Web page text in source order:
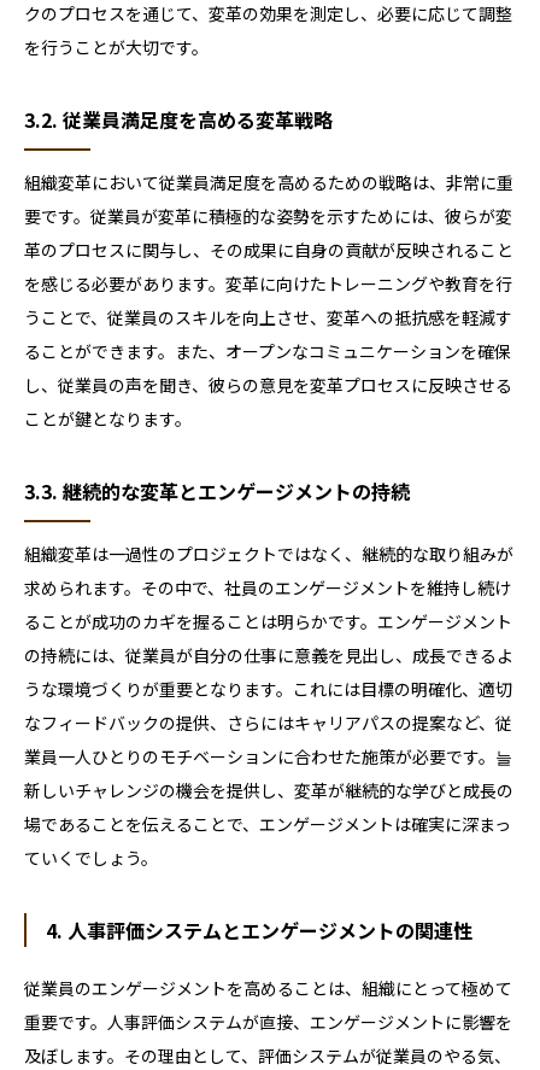
クのプロセスを通じて、変革の効果を測定し、必要に応じて調整
を行うことが大切です。
3.2. 従業員満足度を高める変革戦略
組織変革において従業員満足度を高めるための戦略は、非常に重
要です。従業員が変革に積極的な姿勢を示すためには、彼らが変
革のプロセスに関与し、その成果に自身の貢献が反映されること
を感じる必要があります。変革に向けたトレーニングや教育を行
うことで、従業員のスキルを向上させ、変革への抵抗感を軽減す
ることができます。また、オープンなコミュニケーションを確保
し、従業員の声を聞き、彼らの意見を変革プロセスに反映させる
ことが鍵となります。
3.3. 継続的な変革とエンゲージメントの持続
組織変革は一過性のプロジェクトではなく、継続的な取り組みが
求められます。その中で、社員のエンゲージメントを維持し続け
ることが成功のカギを握ることは明らかです。エンゲージメント
の持続には、従業員が自分の仕事に意義を見出し、成長できるよ
うな環境づくりが重要となります。これには目標の明確化、適切
なフィードバックの提供、さらにはキャリアパスの提案など、従
業員一人ひとりのモチベーションに合わせた施策が必要です。늘
新しいチャレンジの機会を提供し、変革が継続的な学びと成長の
場であることを伝えることで、エンゲージメントは確実に深まっ
ていくでしょう。
4. 人事評価システムとエンゲージメントの関連性
従業員のエンゲージメントを高めることは、組織にとって極めて
重要です。人事評価システムが直接、エンゲージメントに影響を
及ぼします。その理由として、評価システムが従業員のやる気、